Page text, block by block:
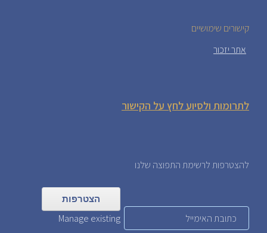
קישורים שימושיים
אתר יזכור
לתרומות ולסיוע לחץ על הקישור
להצטרפות לרשימת התפוצה שלנו
Manage existing